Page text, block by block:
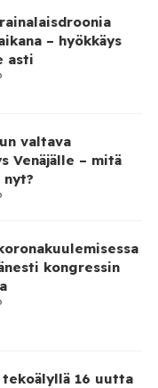
joukot
viidelle alueelle.
– hyökkäys
asti
valtava
Venäjälle – mitä
kongressin
16 uutta